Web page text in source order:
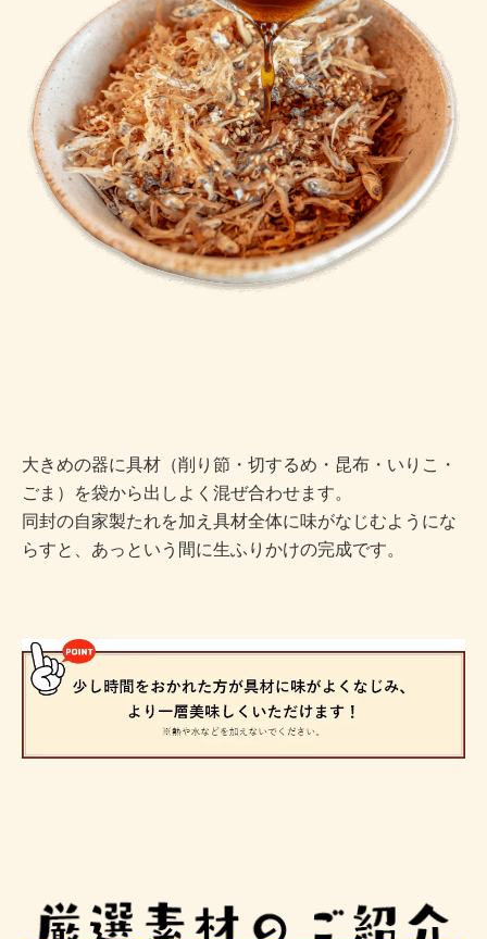
大きめの器に具材（削り節・切するめ・昆布・いりこ・
ごま）を袋から出しよく混ぜ合わせます。
同封の自家製たれを加え具材全体に味がなじむようにな
らすと、あっという間に生ふりかけの完成です。